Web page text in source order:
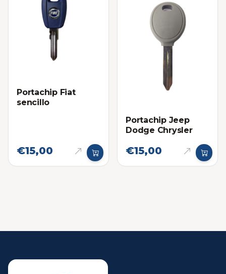
Portachip Fiat
sencillo
€15,00
Portachip Jeep
Dodge Chrysler
€15,00